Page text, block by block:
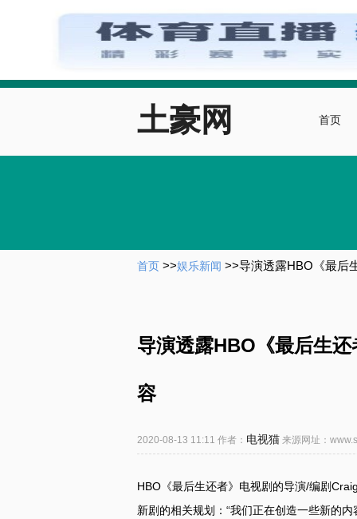
土豪网 首页
首页 >>娱乐新闻 >>导演透露HBO《最后
导演透露HBO《最后生
容
2020-08-13 11:11 作者： 电视猫 来源网址：
HBO《最后生还者》电视剧的导演/编剧
新剧的相关规划：“我们正在创造一些新的